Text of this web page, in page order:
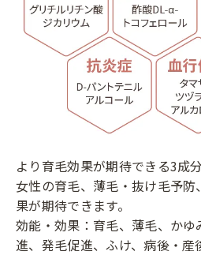
より育毛効果が期待できる3成
女性の育毛、薄毛・抜け毛予
果が期待できます。
効能・効果：育毛、薄毛、か
進、発毛促進、ふけ、病後・産